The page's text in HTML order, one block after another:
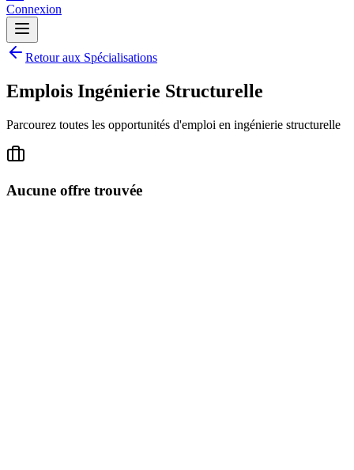
Connexion
Retour aux Spécialisations
Emplois Ingénierie Structurelle
Parcourez toutes les opportunités d'emploi en ingénierie structurelle
Aucune offre trouvée